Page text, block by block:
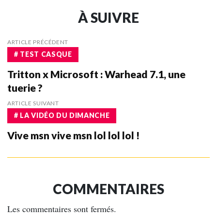
À SUIVRE
ARTICLE PRÉCÉDENT
# TEST CASQUE
Tritton x Microsoft : Warhead 7.1, une
tuerie ?
ARTICLE SUIVANT
# LA VIDÉO DU DIMANCHE
Vive msn vive msn lol lol lol !
COMMENTAIRES
Les commentaires sont fermés.